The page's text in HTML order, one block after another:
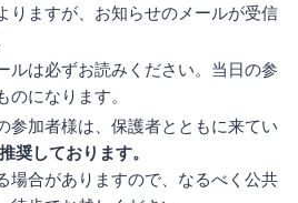
りますが、お知らせのメールが受信
ルは必ずお読みください。当日の参
になります。
参加者様は、保護者とともに来てい
奨しております。
場合がありますので、なるべく公共